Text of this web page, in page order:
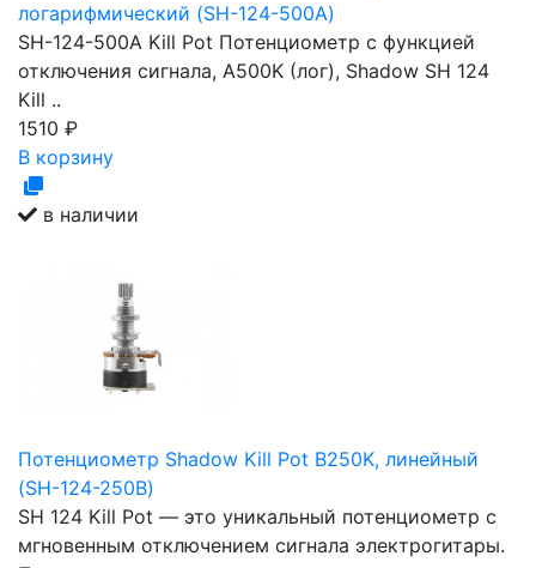
логарифмический (SH-124-500A)
SH-124-500A Kill Pot Потенциометр с функцией
отключения сигнала, A500K (лог), Shadow SH 124
Kill ..
1510 ₽
В корзину
в наличии
Потенциометр Shadow Kill Pot B250K, линейный
(SH-124-250B)
SH 124 Kill Pot — это уникальный потенциометр с
мгновенным отключением сигнала электрогитары.